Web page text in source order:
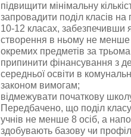
підвищити мінімальну
запровадити поділ класів
10-12 класах, забезпечивши
створення в ньому не менше
окремих предметів за
припинити фінансування з
середньої освіти в
законом вимогам;
відмежувати початкову
Передбачено, що поділ
учнів не менше 8 осіб, а
здобувають базову чи